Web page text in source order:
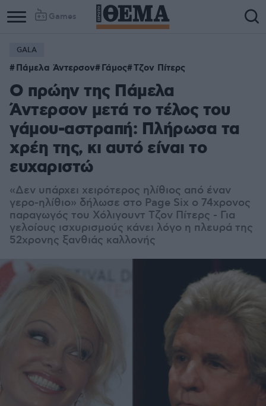
Games
GALA
Πάμελα Άντερσον Γάμος Τζον Πίτερς
Ο πρώην της Πάμελα
Άντερσον μετά το τέλος του
γάμου-αστραπή: Πλήρωσα τα
χρέη της, κι αυτό είναι το
ευχαριστώ
«Δεν υπάρχει χειρότερος ηλίθιος από έναν
γερο-ηλίθιο» δήλωσε στο Page Six ο 74χρονος
παραγωγός του Χόλιγουντ Τζον Πίτερς - Για
γελοίους ισχυρισμούς κάνει λόγο η πλευρά της
52χρονης ξανθιάς καλλονής